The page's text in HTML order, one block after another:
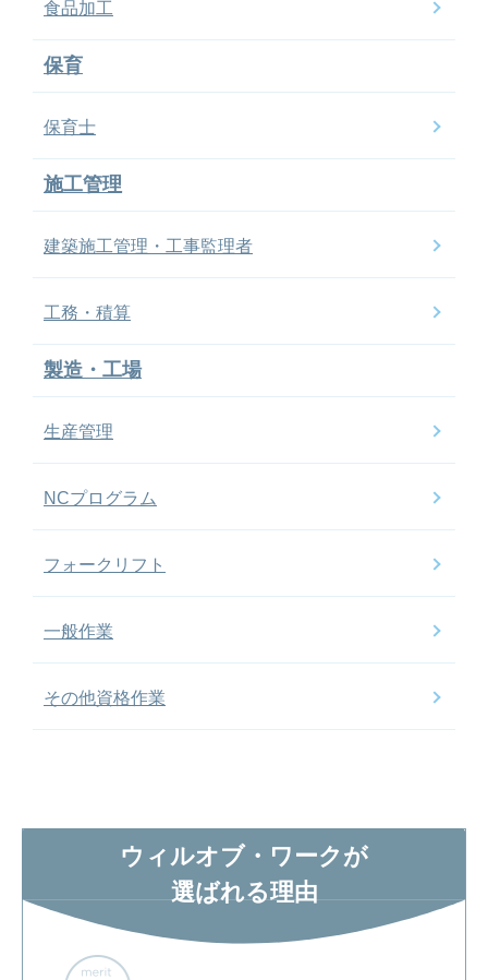
食品加工
保育
保育士
施工管理
建築施工管理・工事監理者
工務・積算
製造・工場
生産管理
NCプログラム
フォークリフト
一般作業
その他資格作業
ウィルオブ・ワークが
選ばれる理由